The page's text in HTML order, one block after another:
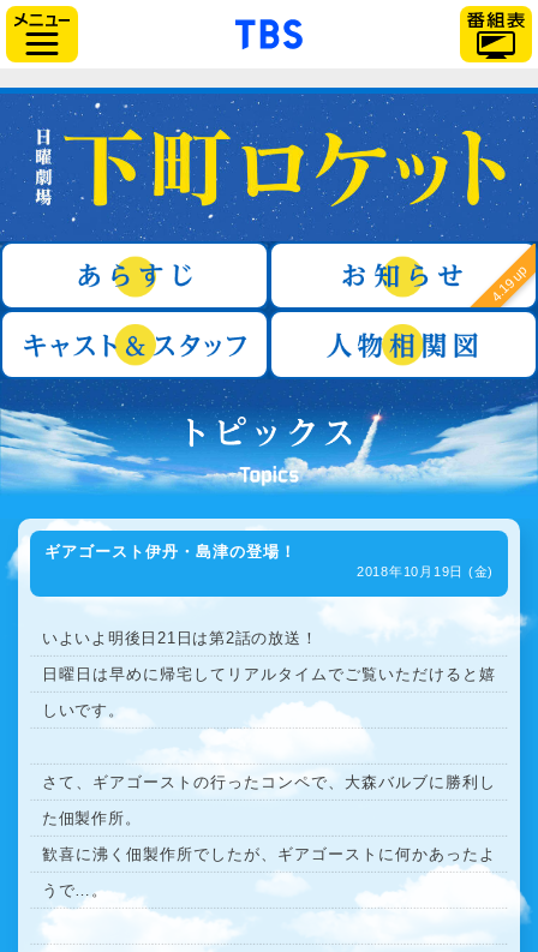
「TBSテレビ」トップ
日曜劇場『下町ロケット』
4.19 up
キャスト＆スタッフ
ギアゴースト伊丹・島津の登場！
2018年10月19日 (金)
いよいよ明後日21日は第2話の放送！
日曜日は早めに帰宅してリアルタイムでご覧いただけると嬉
しいです。
さて、ギアゴーストの行ったコンペで、大森バルブに勝利し
た佃製作所。
歓喜に沸く佃製作所でしたが、ギアゴーストに何かあったよ
うで…。